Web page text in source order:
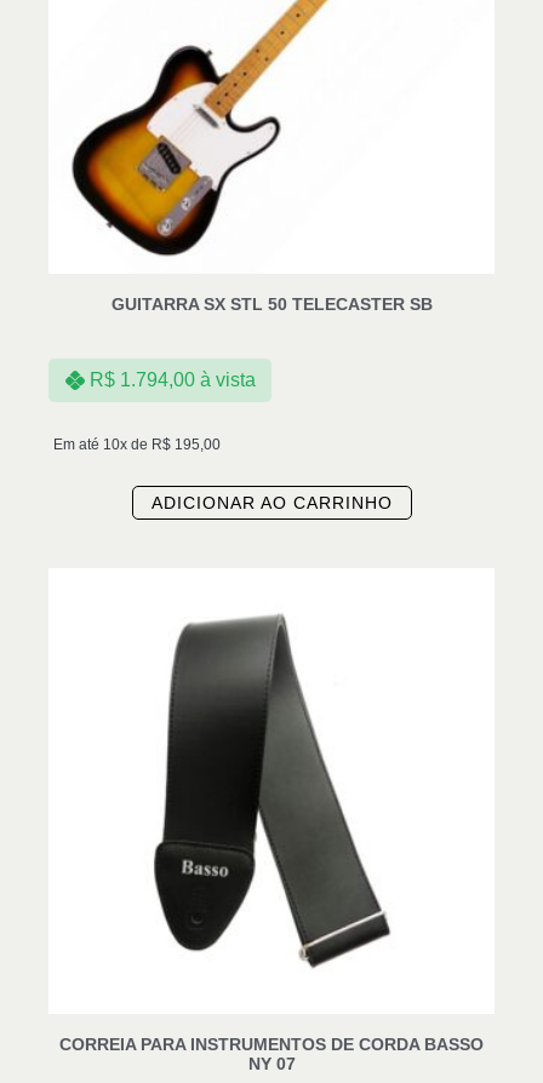
GUITARRA SX STL 50 TELECASTER SB
Em até 10x de R$ 195,00
R$1.794,00 à vista
ADICIONAR AO CARRINHO
CORREIA PARA INSTRUMENTOS DE CORDA BASSO
NY 07